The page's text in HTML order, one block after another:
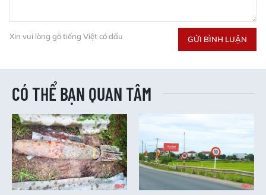
Xin vui lòng gõ tiếng Việt có dấu GỬI BÌNH LUẬN
CÓ THỂ BẠN QUAN TÂM